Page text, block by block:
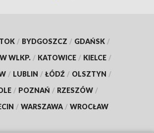
/ BYDGOSZCZ / GDAŃSK /
WLKP. / KATOWICE / KIELCE /
/ LUBLIN / ŁÓDŹ / OLSZTYN /
/ POZNAŃ / RZESZÓW /
/ WARSZAWA / WROCŁAW